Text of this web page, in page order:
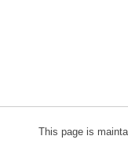
This page is